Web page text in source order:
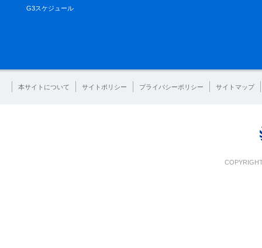
G3スケジュール
本サイトについて サイトポリシー プライバシーポリシー サイトマップ